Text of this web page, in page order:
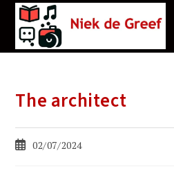
The architect
Bericht02/07/2024